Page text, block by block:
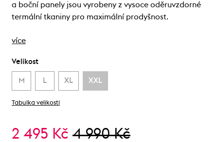
a boční panely jsou vyrobeny z vysoce oděruvzdorné
termální tkaniny pro maximální prodyšnost.
více
Velikost
M L XL XXL
Tabulka velikostí
2 495 Kč 4 990 Kč